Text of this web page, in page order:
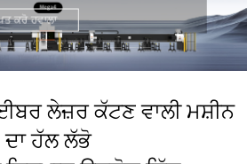
ਕਰੋ ਹਵਾਲਾ
ਲੇਜ਼ਰ ਕੱਟਣ ਵਾਲੀ ਮਸ਼ੀਨ
ਦਾ ਹੱਲ ਲੱਭੋ